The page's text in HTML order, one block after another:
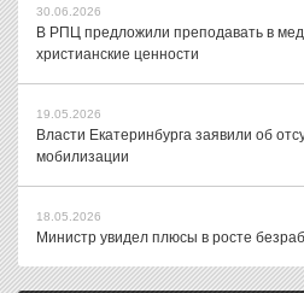
30.06.2026
В РПЦ предложили преподавать в
христианские ценности
19.05.2026
Власти Екатеринбурга заявили об
мобилизации
18.05.2026
Министр увидел плюсы в росте